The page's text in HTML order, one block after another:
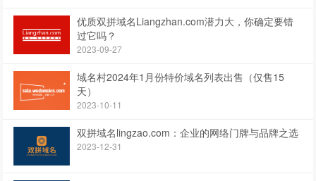
优质双拼域名Liangzhan.com潜力大，你确定要错
过它吗？
2023-09-27
域名村2024年1月份特价域名列表出售（仅售15
天）
2023-10-11
双拼域名lingzao.com：企业的网络门牌与品牌之选
2023-12-31